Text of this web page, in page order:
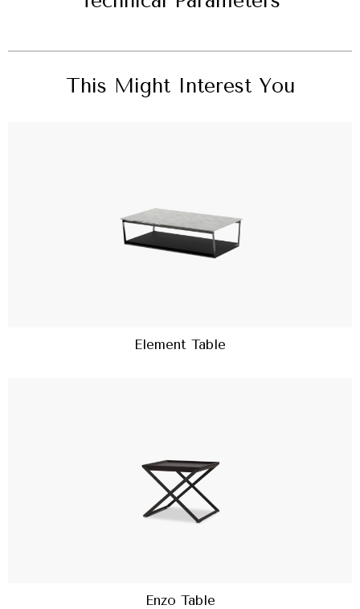
This Might Interest You
Element Table
Enzo Table